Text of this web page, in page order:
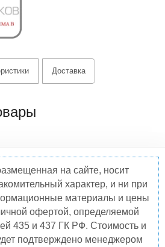
Доставка
на сайте, носит
характер, и ни при
материалы и цены
офертой, определяемой
435 и 437 ГК РФ. Стоимость и
подтверждено менеджером